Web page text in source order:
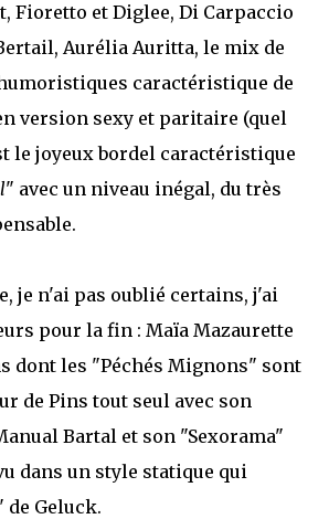
Fioretto et Diglee, Di Carpaccio
Aurélia Auritta, le mix de
caractéristique de
version sexy et paritaire (quel
le joyeux bordel caractéristique
" avec un niveau inégal, du très
je n'ai pas oublié certains, j'ai
pour la fin : Maïa Mazaurette
dont les "Péchés Mignons" sont
de Pins tout seul avec son
Bartal et son "Sexorama"
dans un style statique qui
de Geluck.